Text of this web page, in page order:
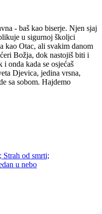
- baš kao biserje. Njen sjaj
u sigurnoj školjci
kao Otac, ali svakim danom
Božja, dok nastojiš biti i
onda kada se osjećaš
Djevica, jedina vrsna,
sa sobom. Hajdemo